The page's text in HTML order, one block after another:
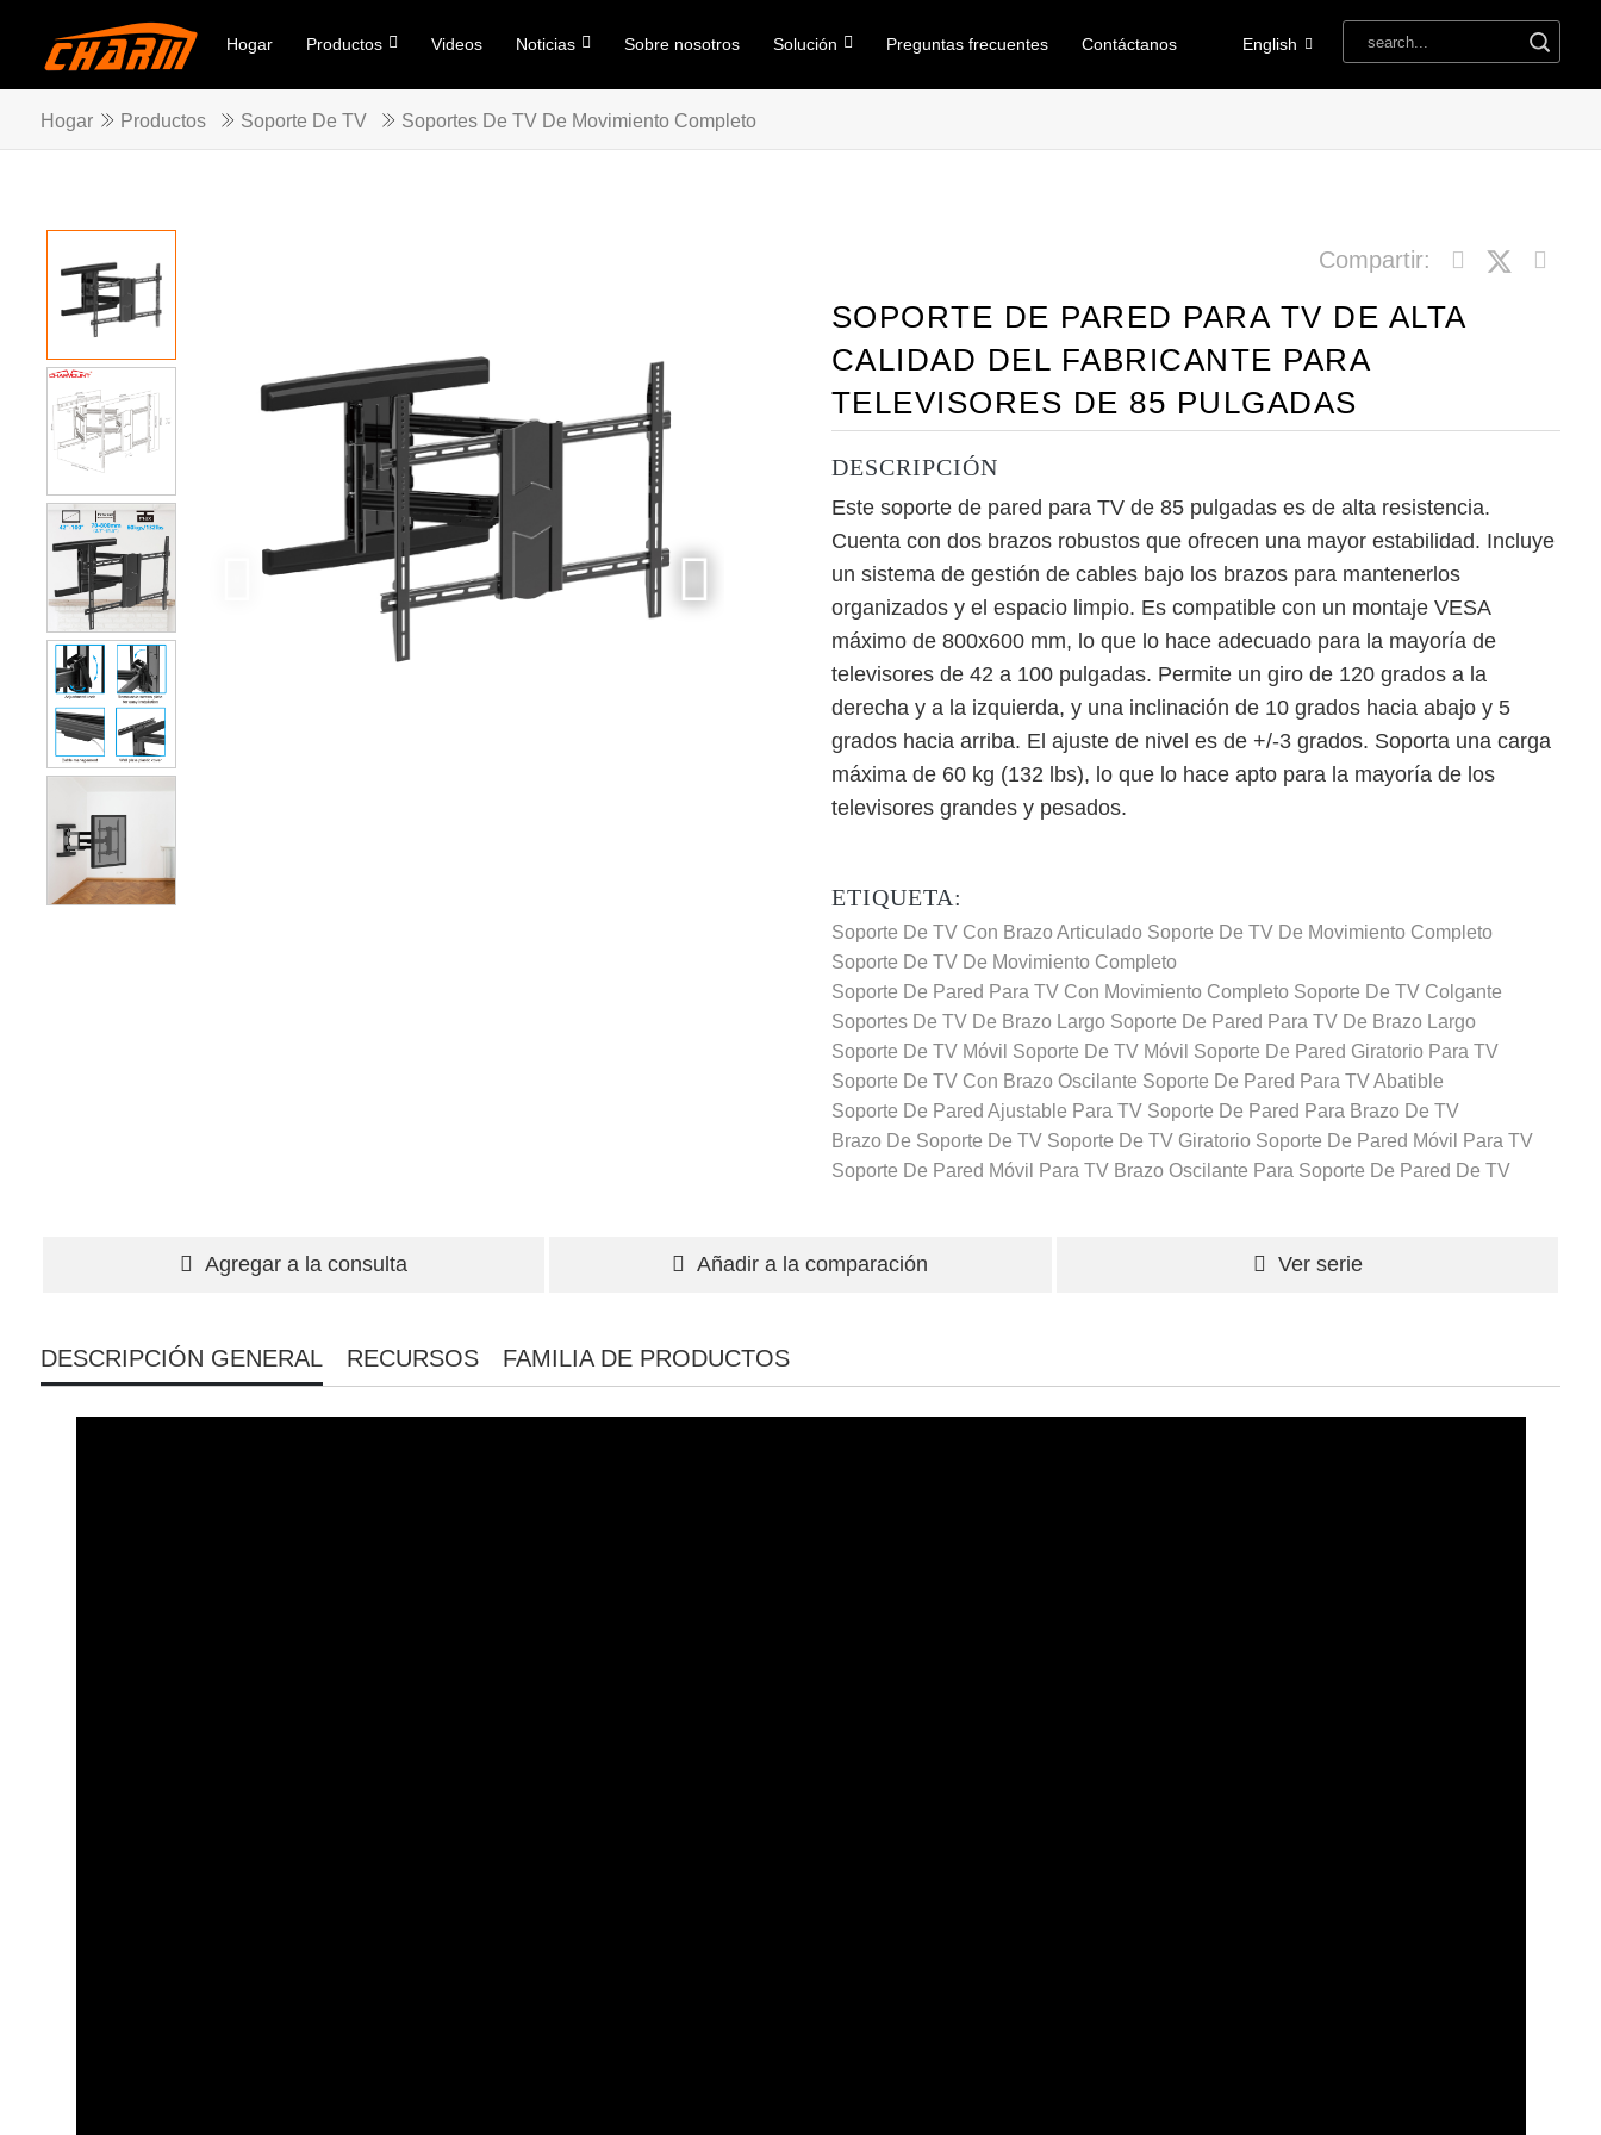
Hogar Productos Videos Noticias Sobre nosotros Solución Preguntas frecuentes Contáctanos English
Hogar Productos Soporte De TV Soportes De TV De Movimiento Completo
Compartir:
SOPORTE DE PARED PARA TV DE ALTA
CALIDAD DEL FABRICANTE PARA
TELEVISORES DE 85 PULGADAS
DESCRIPCIÓN
Este soporte de pared para TV de 85 pulgadas es de alta resistencia.
Cuenta con dos brazos robustos que ofrecen una mayor estabilidad. Incluye
un sistema de gestión de cables bajo los brazos para mantenerlos
organizados y el espacio limpio. Es compatible con un montaje VESA
máximo de 800x600 mm, lo que lo hace adecuado para la mayoría de
televisores de 42 a 100 pulgadas. Permite un giro de 120 grados a la
derecha y a la izquierda, y una inclinación de 10 grados hacia abajo y 5
grados hacia arriba. El ajuste de nivel es de +/-3 grados. Soporta una carga
máxima de 60 kg (132 lbs), lo que lo hace apto para la mayoría de los
televisores grandes y pesados.
ETIQUETA:
Soporte De TV Con Brazo Articulado Soporte De TV De Movimiento Completo
Soporte De TV De Movimiento Completo
Soporte De Pared Para TV Con Movimiento Completo Soporte De TV Colgante
Soportes De TV De Brazo Largo Soporte De Pared Para TV De Brazo Largo
Soporte De TV Móvil Soporte De TV Móvil Soporte De Pared Giratorio Para TV
Soporte De TV Con Brazo Oscilante Soporte De Pared Para TV Abatible
Soporte De Pared Ajustable Para TV Soporte De Pared Para Brazo De TV
Brazo De Soporte De TV Soporte De TV Giratorio Soporte De Pared Móvil Para TV
Soporte De Pared Móvil Para TV Brazo Oscilante Para Soporte De Pared De TV
Agregar a la consulta Añadir a la comparación Ver serie
DESCRIPCIÓN GENERAL RECURSOS FAMILIA DE PRODUCTOS